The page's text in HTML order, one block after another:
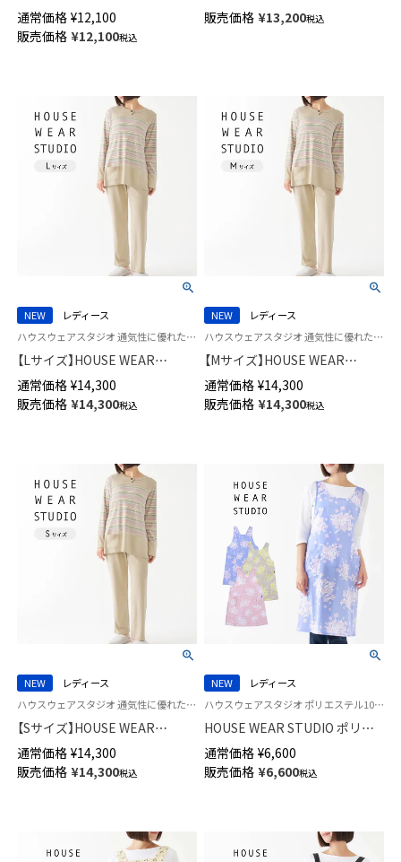
とガスパール 軽くて柔らかい
薄手 パジャマ 前開き 5分袖 7分
丈パンツ 2人のサマープラン柄
通常価格 ¥12,100
販売価格 ¥12,100税込
COLLECTION 軽くて涼しいパ
ジャマ 綿100％ 通気性の良いリ
販売価格 ¥13,200税込
NEW
レディース
ハウスウェアスタジオ 通気性に優れた コットン100％ 婦人 スリープウェア HWS
【Lサイズ】HOUSE WEAR
STUDIO 綿100％ かぶり 30スム
ース エスポワールボーダー パ
ジャマ 長袖 長丈パンツ レディ
通常価格 ¥14,300
販売価格 ¥14,300税込
NEW
レディース
ハウスウェアスタジオ 通気性に優れた コットン100％ 婦人 スリープウェア HWS
【Mサイズ】HOUSE WEAR
STUDIO 綿100％ かぶり 30スム
ース エスポワールボーダー パ
ジャマ 長袖 長丈パンツ レディ
通常価格 ¥14,300
販売価格 ¥14,300税込
NEW
レディース
ハウスウェアスタジオ 通気性に優れた コットン100％ 婦人 スリープウェア HWS
【Sサイズ】HOUSE WEAR
STUDIO 綿100％ かぶり 30スム
ース エスポワールボーダー パ
ジャマ 長袖 長丈パンツ レディ
通常価格 ¥14,300
販売価格 ¥14,300税込
NEW
レディース
ハウスウェアスタジオ ポリエステル100％なので汚れに強くお手入れ簡単！ 袖なし かぶるだけ
HOUSE WEAR STUDIO ポリエ
ステル100％ ニューブッチャー
前後着用可 バッククロス フリ
ークロス ２WAYエプロン ダン
通常価格 ¥6,600
販売価格 ¥6,600税込